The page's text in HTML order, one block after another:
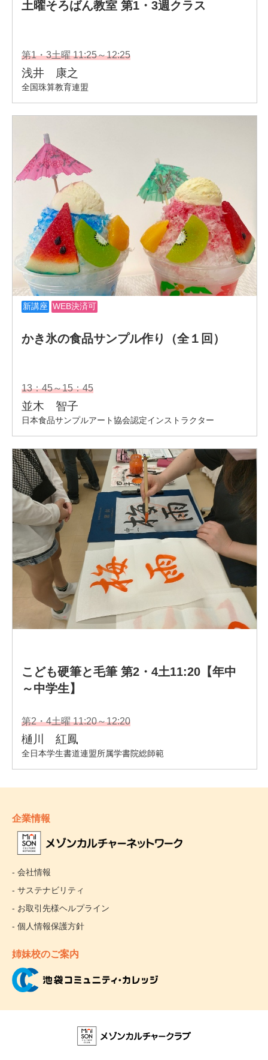
企業情報
- 会社情報
- サステナビリティ
- お取引先様ヘルプライン
- 個人情報保護方針
姉妹校のご案内